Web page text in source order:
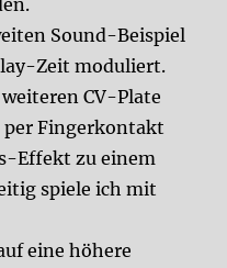
Sound-Beispiel
Zeit moduliert.
CV-Plate
per Fingerkontakt
Effekt zu einem
spiele ich mit
eine höhere